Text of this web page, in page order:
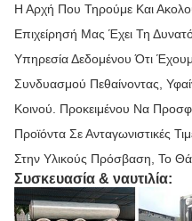
Η Αρχή Που Τηρούμε Και
Επιχείρησή Μας Έχει Τη
Υπηρεσία Δεδομένου Ότι
Συνδυασμού Πεθαίνοντας,
Κοινού. Προκειμένου Να
Προϊόντα Σε Ανταγωνιστικές
Στην Υλικούς Πρόσβαση, Το
Συσκευασία & ναυτιλία: